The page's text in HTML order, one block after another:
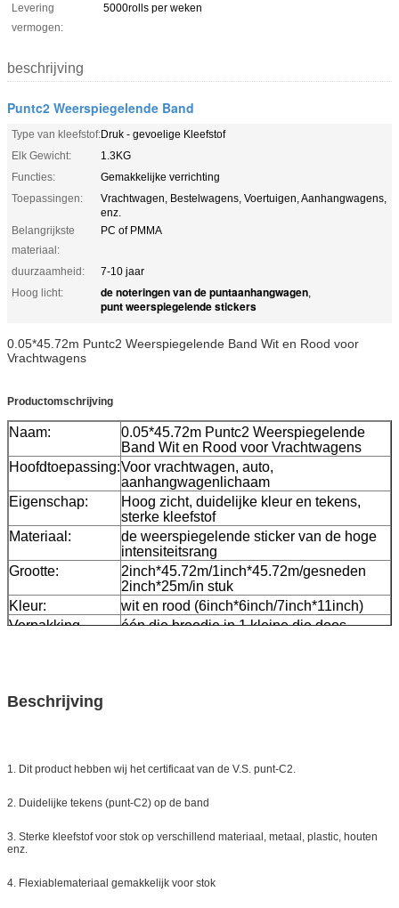
Levering
vermogen:
5000rolls per weken
beschrijving
Puntc2 Weerspiegelende Band
Type van kleefstof:Druk - gevoelige Kleefstof
Elk Gewicht:
1.3KG
Functies:
Gemakkelijke verrichting
Toepassingen:
Vrachtwagen, Bestelwagens, Voertuigen, Aanhangwagens,
enz.
Belangrijkste
materiaal:
PC of PMMA
duurzaamheid:
7-10 jaar
Hoog licht:
de noteringen van de puntaanhangwagen,
punt weerspiegelende stickers
0.05*45.72m Puntc2 Weerspiegelende Band Wit en Rood voor
Vrachtwagens
Productomschrijving
Naam:
0.05*45.72m Puntc2 Weerspiegelende
Band Wit en Rood voor Vrachtwagens
Hoofdtoepassing:Voor vrachtwagen, auto,
aanhangwagenlichaam
Eigenschap:
Hoog zicht, duidelijke kleur en tekens,
sterke kleefstof
Materiaal:
de weerspiegelende sticker van de hoge
intensiteitsrang
Grootte:
2inch*45.72m/1inch*45.72m/gesneden
2inch*25m/in stuk
Kleur:
wit en rood (6inch*6inch/7inch*11inch)
Verpakking
één die broodje in 1 kleine die doos,
Levering
Beschrijving
1. Dit product hebben wij het certificaat van de V.S. punt-C2.
2. Duidelijke tekens (punt-C2) op de band
3. Sterke kleefstof voor stok op verschillend materiaal, metaal, plastic, houten
enz.
4. Flexiablemateriaal gemakkelijk voor stok